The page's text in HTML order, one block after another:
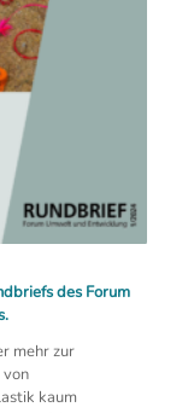
des Forum
mehr zur
kaum